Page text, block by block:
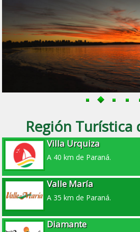
Región Turística
Villa Urquiza
A 40 km de Paraná.
Valle María
A 35 km de Paraná.
Diamante